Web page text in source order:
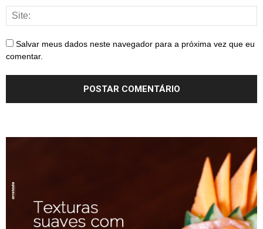
Salvar meus dados neste navegador para a próxima vez que eu
comentar.